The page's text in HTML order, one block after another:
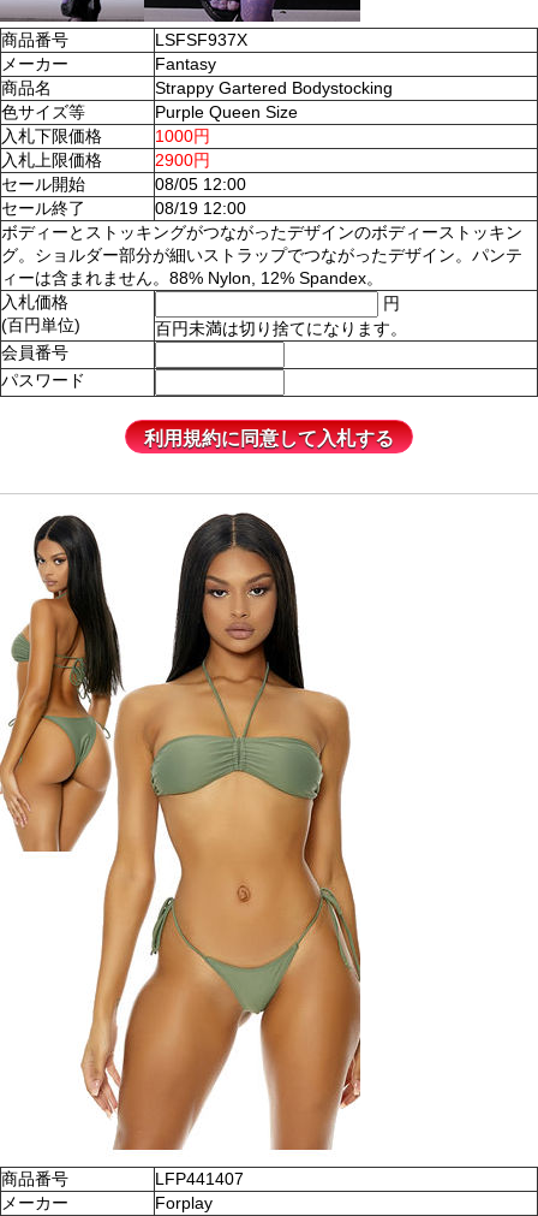
商品番号
LSFSF937X
メーカー
Fantasy
商品名
Strappy Gartered Bodystocking
色サイズ等
Purple Queen Size
入札下限価格
1000円
入札上限価格
2900円
セール開始
08/05 12:00
セール終了
08/19 12:00
ボディーとストッキングがつながったデザインのボディーストッキン
グ。ショルダー部分が細いストラップでつながったデザイン。パンテ
ィーは含まれません。88% Nylon, 12% Spandex。
入札価格
(百円単位)
円
百円未満は切り捨てになります。
会員番号
パスワード
商品番号
LFP441407
メーカー
Forplay